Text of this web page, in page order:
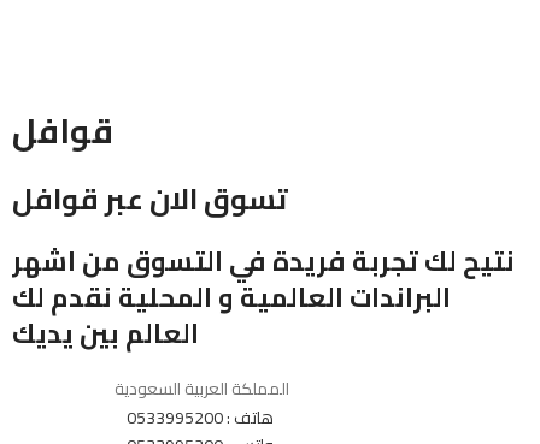
قوافل
تسوق الان عبر قوافل
نتيح لك تجربة فريدة في التسوق من اشهر
البراندات العالمية و المحلية نقدم لك
العالم بين يديك
المملكة العربية السعودية
هاتف : 0533995200